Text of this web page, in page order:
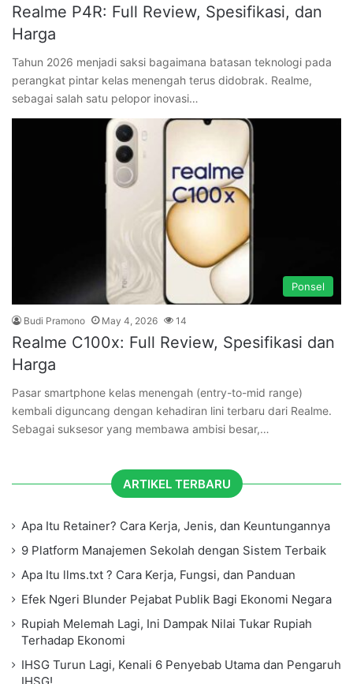
Realme P4R: Full Review, Spesifikasi, dan
Harga
Tahun 2026 menjadi saksi bagaimana batasan teknologi pada
perangkat pintar kelas menengah terus didobrak. Realme,
sebagai salah satu pelopor inovasi…
Ponsel
Budi Pramono May 4, 2026 14
Realme C100x: Full Review, Spesifikasi dan
Harga
Pasar smartphone kelas menengah (entry-to-mid range)
kembali diguncang dengan kehadiran lini terbaru dari Realme.
Sebagai suksesor yang membawa ambisi besar,…
ARTIKEL TERBARU
Apa Itu Retainer? Cara Kerja, Jenis, dan Keuntungannya
9 Platform Manajemen Sekolah dengan Sistem Terbaik
Apa Itu llms.txt ? Cara Kerja, Fungsi, dan Panduan
Efek Ngeri Blunder Pejabat Publik Bagi Ekonomi Negara
Rupiah Melemah Lagi, Ini Dampak Nilai Tukar Rupiah
Terhadap Ekonomi
IHSG Turun Lagi, Kenali 6 Penyebab Utama dan Pengaruh